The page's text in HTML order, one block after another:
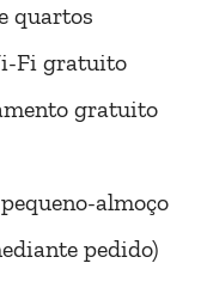
quartos
Fi gratuito
gratuito
almoço
pedido)